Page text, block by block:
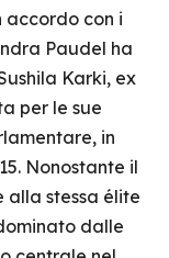
accordo con i
Paudel ha
Karki, ex
per le sue
in
Nonostante il
alla stessa élite
dalle